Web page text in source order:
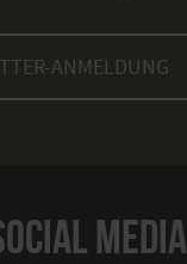
ANMELDUNG
MEDIA